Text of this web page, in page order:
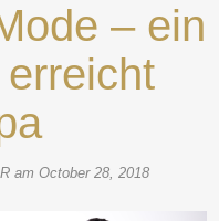
– ein
am October 28, 2018